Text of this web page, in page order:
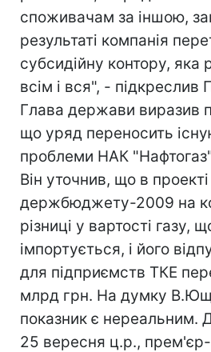
споживачам за іншою,
результаті компанія
субсидійну контору, яка
всім і вся", - підкреслив
Глава держави виразив
що уряд переносить
проблеми НАК
Він уточнив, що в проекті
держбюджету-2009 на
різниці у вартості газу,
імпортується, і його
для підприємств ТКЕ
млрд грн. На думку
показник є нереальним.
25 вересня ц.р., прем'єр-